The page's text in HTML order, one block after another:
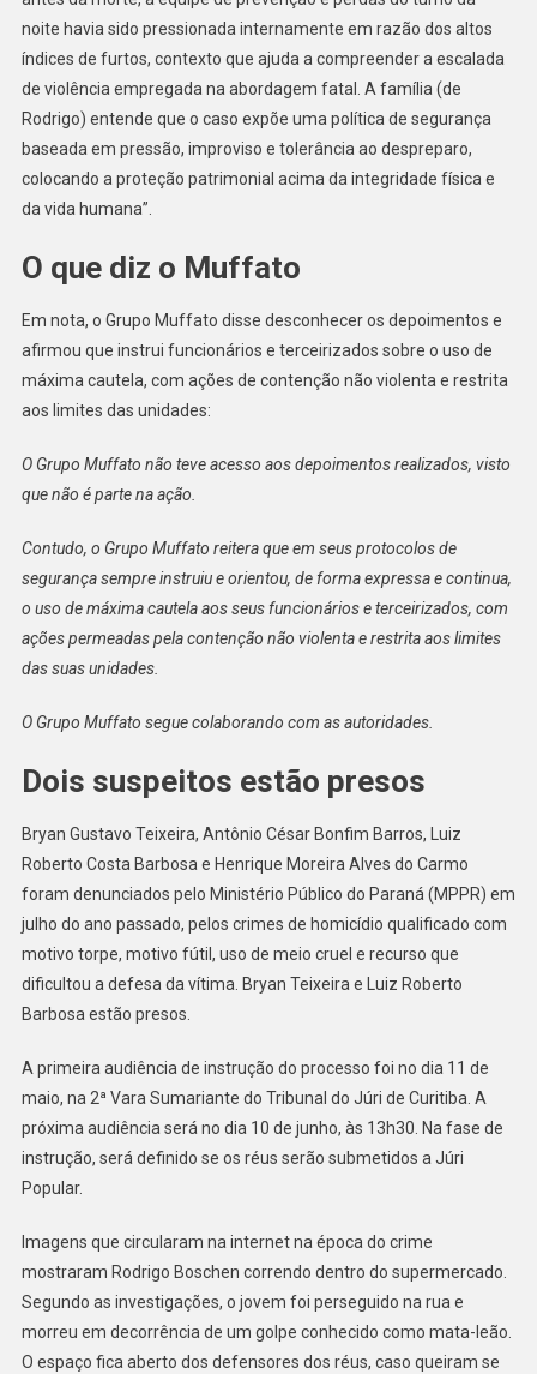
noite havia sido pressionada internamente em razão dos altos
índices de furtos, contexto que ajuda a compreender a escalada
de violência empregada na abordagem fatal. A família (de
Rodrigo) entende que o caso expõe uma política de segurança
baseada em pressão, improviso e tolerância ao despreparo,
colocando a proteção patrimonial acima da integridade física e
da vida humana”.
O que diz o Muffato
Em nota, o Grupo Muffato disse desconhecer os depoimentos e
afirmou que instrui funcionários e terceirizados sobre o uso de
máxima cautela, com ações de contenção não violenta e restrita
aos limites das unidades:
O Grupo Muffato não teve acesso aos depoimentos realizados, visto
que não é parte na ação.
Contudo, o Grupo Muffato reitera que em seus protocolos de
segurança sempre instruiu e orientou, de forma expressa e continua,
o uso de máxima cautela aos seus funcionários e terceirizados, com
ações permeadas pela contenção não violenta e restrita aos limites
das suas unidades.
O Grupo Muffato segue colaborando com as autoridades.
Dois suspeitos estão presos
Bryan Gustavo Teixeira, Antônio César Bonfim Barros, Luiz
Roberto Costa Barbosa e Henrique Moreira Alves do Carmo
foram denunciados pelo Ministério Público do Paraná (MPPR) em
julho do ano passado, pelos crimes de homicídio qualificado com
motivo torpe, motivo fútil, uso de meio cruel e recurso que
dificultou a defesa da vítima. Bryan Teixeira e Luiz Roberto
Barbosa estão presos.
A primeira audiência de instrução do processo foi no dia 11 de
maio, na 2ª Vara Sumariante do Tribunal do Júri de Curitiba. A
próxima audiência será no dia 10 de junho, às 13h30. Na fase de
instrução, será definido se os réus serão submetidos a Júri
Popular.
Imagens que circularam na internet na época do crime
mostraram Rodrigo Boschen correndo dentro do supermercado.
Segundo as investigações, o jovem foi perseguido na rua e
morreu em decorrência de um golpe conhecido como mata-leão.
O espaço fica aberto dos defensores dos réus, caso queiram se